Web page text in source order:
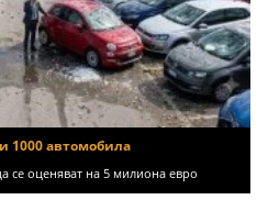
1000 автомобила
се оценяват на 5 милиона евро